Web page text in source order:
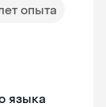
опыта
языка